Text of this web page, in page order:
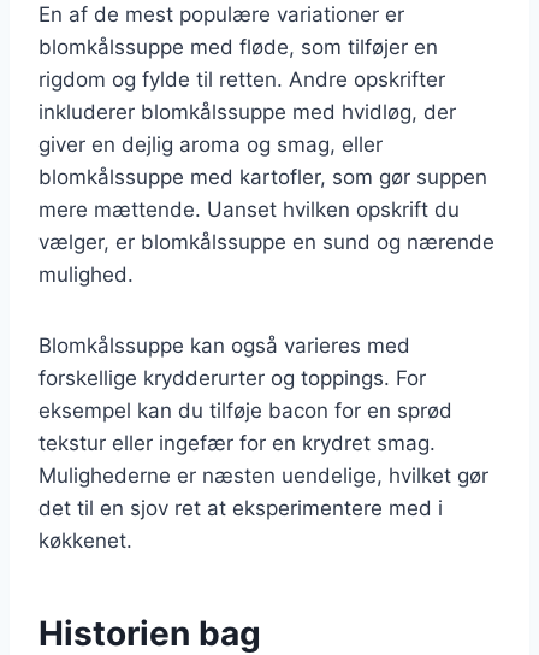
En af de mest populære variationer er
blomkålssuppe med fløde, som tilføjer en
rigdom og fylde til retten. Andre opskrifter
inkluderer blomkålssuppe med hvidløg, der
giver en dejlig aroma og smag, eller
blomkålssuppe med kartofler, som gør suppen
mere mættende. Uanset hvilken opskrift du
vælger, er blomkålssuppe en sund og nærende
mulighed.
Blomkålssuppe kan også varieres med
forskellige krydderurter og toppings. For
eksempel kan du tilføje bacon for en sprød
tekstur eller ingefær for en krydret smag.
Mulighederne er næsten uendelige, hvilket gør
det til en sjov ret at eksperimentere med i
køkkenet.
Historien bag